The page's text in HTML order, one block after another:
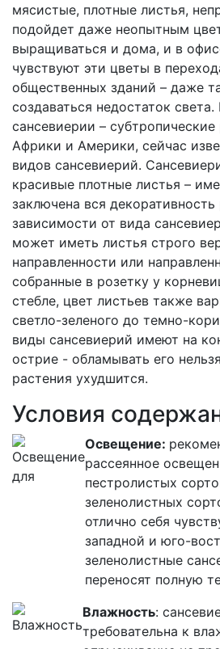
мясистые, плотные листья,
подойдет даже неопытным
выращиваться и дома, и в
чувствуют эти цветы в
общественных зданий – даже
создаваться недостаток света.
сансевиерии –
Африки и Америки, сейчас
видов сансевиерий.
красивые плотные листья –
заключена вся декоративность
зависимости от вида
может иметь листья строго
направленности или
собранные в розетку у
стебле, цвет листьев также
светло-зеленого до темно-
виды сансевиерий имеют на
острие - обламывать его
растения ухудшится.
Условия
Освещение:
рассеянное
пестролистых
зеленолистных
отлично себя
западной и юго-
зеленолистные
переносят полную
Влажность:
требовательна к